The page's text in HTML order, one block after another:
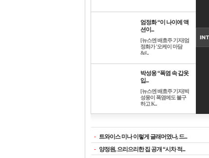
엄정화 “이 나이에 액
션이...
[뉴스엔 배효주 기자]엄
정화가 '오케이 마담
&#..
박성웅 “폭염 속 갑옷
입...
[뉴스엔 배효주 기자]박
성웅이 폭염에도 불구
하고 K..
- 트와이스 미나 이렇게 글래머였나, 드...
- 양정원, 으리으리한 집 공개 “시차 적...